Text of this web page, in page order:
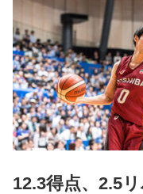
12.3得点、2.5